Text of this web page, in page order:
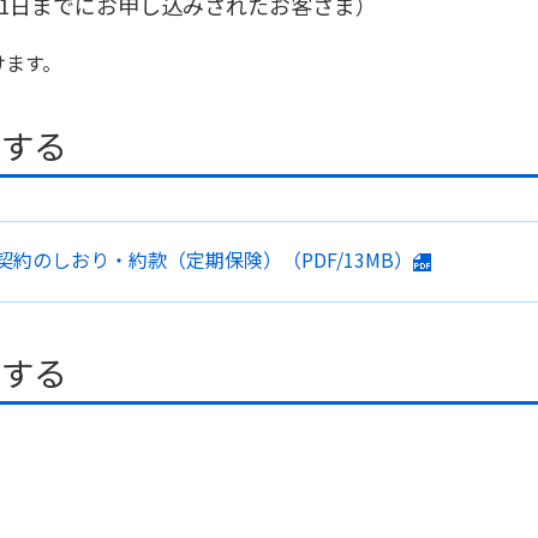
す。
る
約のしおり・約款（定期保険） （PDF/13MB）
る